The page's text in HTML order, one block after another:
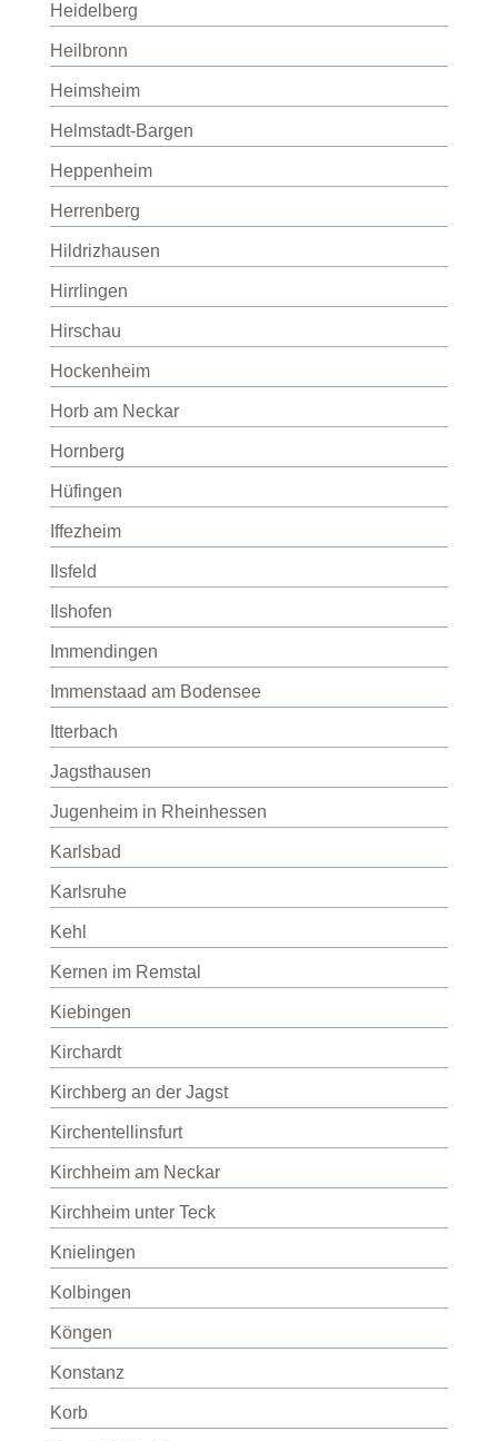
Heidelberg
Heilbronn
Heimsheim
Helmstadt-Bargen
Heppenheim
Herrenberg
Hildrizhausen
Hirrlingen
Hirschau
Hockenheim
Horb am Neckar
Hornberg
Hüfingen
Iffezheim
Ilsfeld
Ilshofen
Immendingen
Immenstaad am Bodensee
Itterbach
Jagsthausen
Jugenheim in Rheinhessen
Karlsbad
Karlsruhe
Kehl
Kernen im Remstal
Kiebingen
Kirchardt
Kirchberg an der Jagst
Kirchentellinsfurt
Kirchheim am Neckar
Kirchheim unter Teck
Knielingen
Kolbingen
Köngen
Konstanz
Korb